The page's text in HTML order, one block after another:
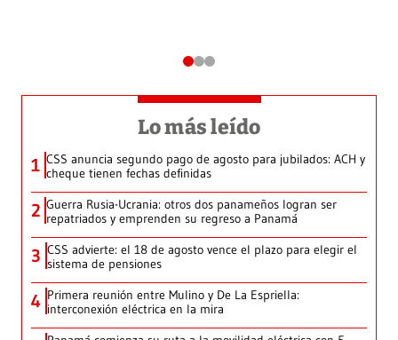
Lo más leído
1 CSS anuncia segundo pago de agosto para jubilados: ACH y
cheque tienen fechas definidas
2 Guerra Rusia-Ucrania: otros dos panameños logran ser
repatriados y emprenden su regreso a Panamá
3 CSS advierte: el 18 de agosto vence el plazo para elegir el
sistema de pensiones
4 Primera reunión entre Mulino y De La Espriella:
interconexión eléctrica en la mira